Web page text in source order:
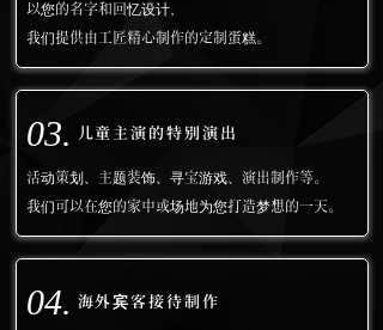
以您的名字和回忆设计，
我们提供由工匠精心制作的定制蛋糕。
03. 儿童主演的特别演出
活动策划、主题装饰、寻宝游戏、演出制作等。
我们可以在您的家中或场地为您打造梦想的一天。
04. 海外宾客接待制作